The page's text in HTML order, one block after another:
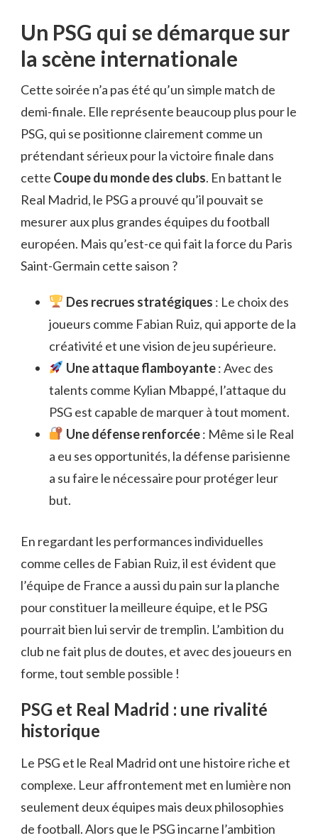
Un PSG qui se démarque sur
la scène internationale
Cette soirée n’a pas été qu’un simple match de
demi-finale. Elle représente beaucoup plus pour le
PSG, qui se positionne clairement comme un
prétendant sérieux pour la victoire finale dans
cette Coupe du monde des clubs. En battant le
Real Madrid, le PSG a prouvé qu’il pouvait se
mesurer aux plus grandes équipes du football
européen. Mais qu’est-ce qui fait la force du Paris
Saint-Germain cette saison ?
Des recrues stratégiques : Le choix des
joueurs comme Fabian Ruiz, qui apporte de la
créativité et une vision de jeu supérieure.
Une attaque flamboyante: Avec des
talents comme Kylian Mbappé, l’attaque du
PSG est capable de marquer à tout moment.
Une défense renforcée: Même si le Real
a eu ses opportunités, la défense parisienne
a su faire le nécessaire pour protéger leur
but.
En regardant les performances individuelles
comme celles de Fabian Ruiz, il est évident que
l’équipe de France a aussi du pain sur la planche
pour constituer la meilleure équipe, et le PSG
pourrait bien lui servir de tremplin. L’ambition du
club ne fait plus de doutes, et avec des joueurs en
forme, tout semble possible !
PSG et Real Madrid : une rivalité
historique
Le PSG et le Real Madrid ont une histoire riche et
complexe. Leur affrontement met en lumière non
seulement deux équipes mais deux philosophies
de football. Alors que le PSG incarne l’ambition